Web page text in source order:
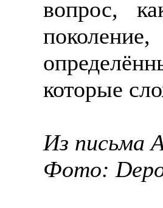
вопрос,
которые
Из письма
Фото: